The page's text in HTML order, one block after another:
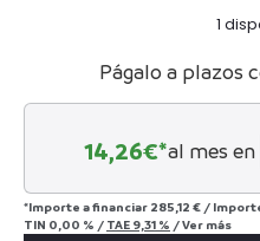
era:
264€.
1
Págalo a plazos
14,26€*al mes en
*Importe a financiar 285,12 € /
TIN 0,00 % / TAE 9,31 % /Ver más